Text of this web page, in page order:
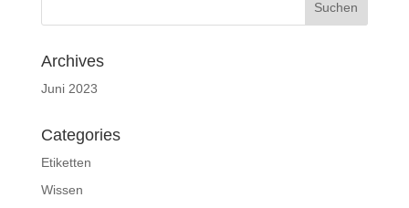
Archives
Juni 2023
Categories
Etiketten
Wissen